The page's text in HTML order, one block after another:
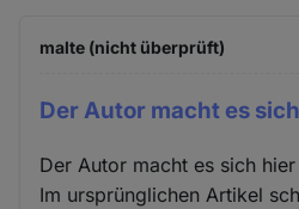
malte (nicht überprüft)
Der Autor macht es
Der Autor macht es sich
Im ursprünglichen Artikel